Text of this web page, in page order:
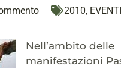
2010,
Nell’ambito delle
manifestazioni